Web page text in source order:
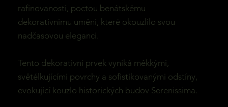
rafinovanosti, poctou benátskému
dekorativnímu umění, které okouzlilo svou
nadčasovou eleganci.
Tento dekorativní prvek vyniká měkkými,
světélkujícími povrchy a sofistikovanými odstíny,
evokující kouzlo historických budov Serenissima.